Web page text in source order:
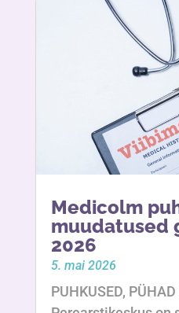
Medicolm
muudatused
2026
5. mai 2026
PUHKUSED,